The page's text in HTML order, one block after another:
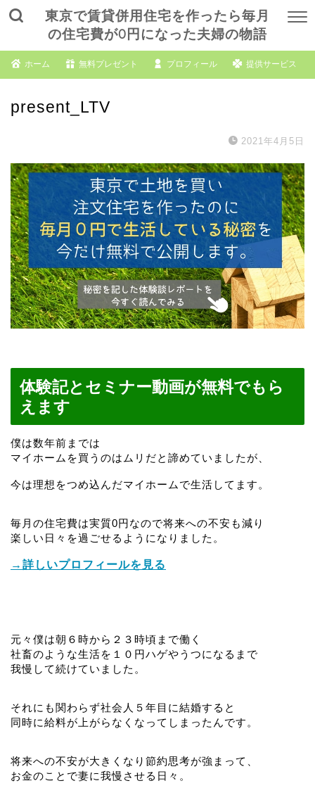
東京で賃貸併用住宅を作ったら毎月
の住宅費が0円になった夫婦の物語
ホーム 無料プレゼント プロフィール 提供サービス
present_LTV
2021年4月5日
体験記とセミナー動画が無料でもら
えます
僕は数年前までは
マイホームを買うのはムリだと諦めていましたが、
今は理想をつめ込んだマイホームで生活してます。
毎月の住宅費は実質0円なので将来への不安も減り
楽しい日々を過ごせるようになりました。
→詳しいプロフィールを見る
元々僕は朝６時から２３時頃まで働く
社畜のような生活を１０円ハゲやうつになるまで
我慢して続けていました。
それにも関わらず社会人５年目に結婚すると
同時に給料が上がらなくなってしまったんです。
将来への不安が大きくなり節約思考が強まって、
お金のことで妻に我慢させる日々。